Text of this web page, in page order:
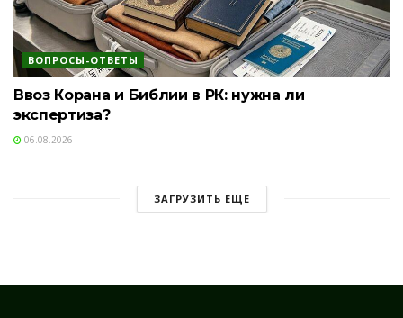
ВОПРОСЫ-ОТВЕТЫ
Ввоз Корана и Библии в РК: нужна ли
экспертиза?
06.08.2026
ЗАГРУЗИТЬ ЕЩЕ